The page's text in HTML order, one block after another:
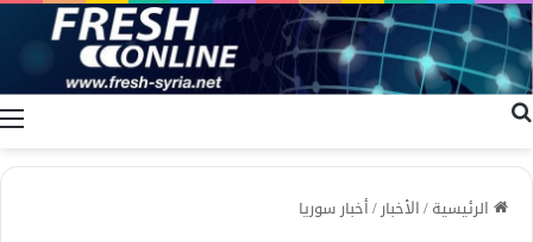
الرئيسية/الأخبار/أخبار سوريا